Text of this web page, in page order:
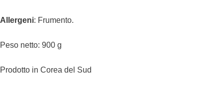
Allergeni: Frumento.
Peso netto: 900 g
Prodotto in Corea del Sud